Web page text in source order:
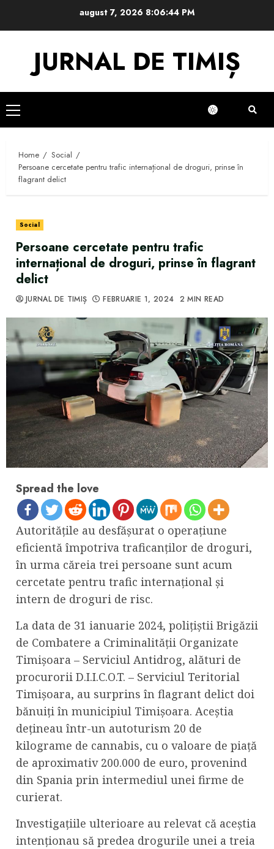
august 7, 2026 8:06:45 PM
JURNAL DE TIMIȘ
Primary
Menu
Home
Social
Persoane cercetate pentru trafic internațional de droguri, prinse în
flagrant delict
Social
Persoane cercetate pentru trafic
internațional de droguri, prinse în flagrant
delict
JURNAL DE TIMIȘ FEBRUARIE 1, 2024 2 MIN READ
Spread the love
Autoritățile au desfășurat o operațiune
eficientă împotriva traficanților de droguri,
în urma căreia trei persoane sunt acum
cercetate pentru trafic internațional și
intern de droguri de risc.
La data de 31 ianuarie 2024, polițiștii Brigăzii
de Combatere a Criminalității Organizate
Timișoara – Serviciul Antidrog, alături de
procurorii D.I.I.C.O.T. – Serviciul Teritorial
Timișoara, au surprins în flagrant delict doi
bănuiți în municipiul Timișoara. Aceștia
dețineau într-un autoturism 20 de
kilograme de cannabis, cu o valoare de piață
de aproximativ 200.000 de euro, provenind
din Spania prin intermediul unei firme de
curierat.
Investigațiile ulterioare au relevat că aceștia
intenționau să predea drogurile unei a treia